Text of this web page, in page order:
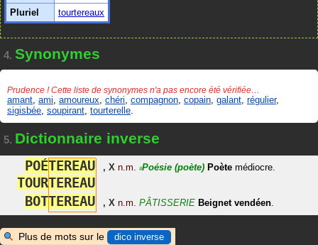
Pluriel
tourtereaux
4. Synonymes
Prudence ! Cette liste de synonymes n'a pas encore été vérifiée…
amant ami amoureux chéri compagnon copain galant régulier,
sigisbée soupirant tourterelle
5. Dictionnaire inverse
POÉTEREAU , X n.m. #Poésie (poète) Poète médiocre.
TOURTEREAU
BOTTEREAU , X n.m. PÂTISSERIE Beignet vendéen
Plus de mots sur le dico inverse